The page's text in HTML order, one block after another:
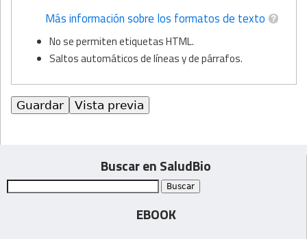
Más información sobre los formatos de texto
No se permiten etiquetas HTML.
Saltos automáticos de líneas y de párrafos.
Buscar en SaludBio
EBOOK